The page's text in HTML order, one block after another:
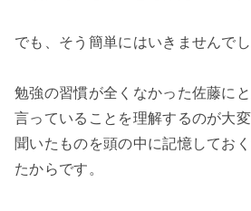
でも、そう簡単にはいきませんでし
勉強の習慣が全くなかった佐藤に
言っていることを理解するのが大
聞いたものを頭の中に記憶してお
たからです。